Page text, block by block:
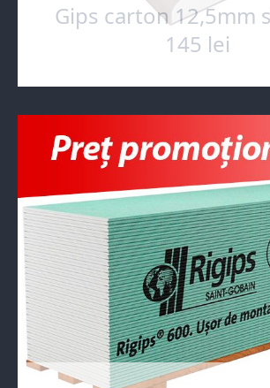
Gips carton 12,5mm
145 lei